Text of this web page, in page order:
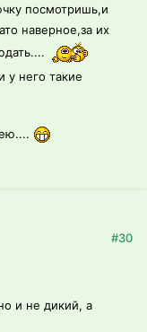
посмотришь,и
наверное,за их
у него такие
#30
и не дикий, а